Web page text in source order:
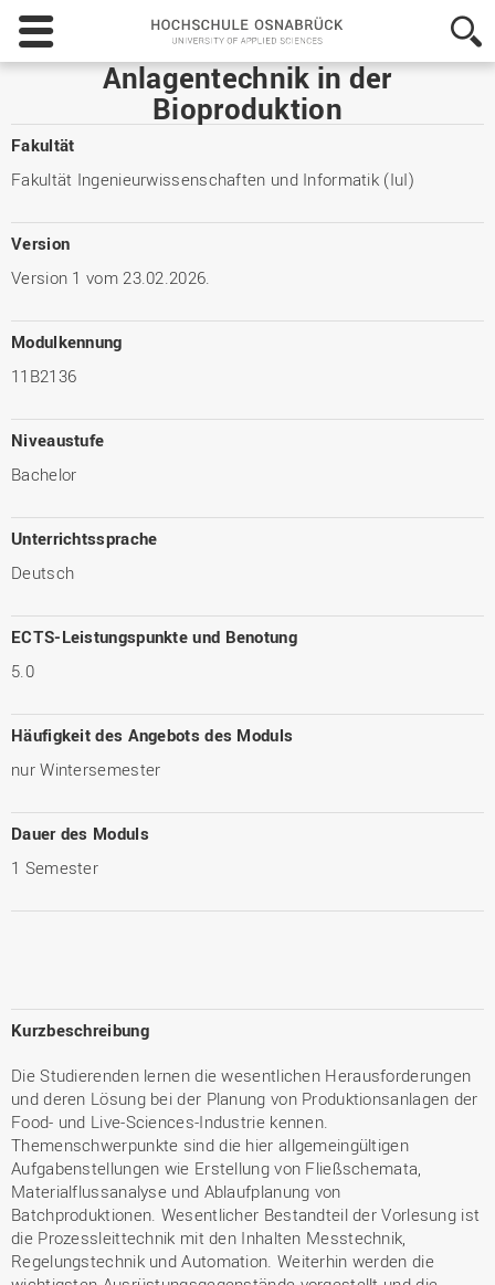
Hochschule
Osnabrück
-
University
Applied
Anlagentechnik in der
Bioproduktion
Fakultät
Fakultät Ingenieurwissenschaften und Informatik (IuI)
Version
Version 1 vom 23.02.2026.
Modulkennung
11B2136
Niveaustufe
Bachelor
Unterrichtssprache
Deutsch
ECTS-Leistungspunkte und Benotung
5.0
Häufigkeit des Angebots des Moduls
nur Wintersemester
Dauer des Moduls
1 Semester
Kurzbeschreibung
Die Studierenden lernen die wesentlichen Herausforderungen
und deren Lösung bei der Planung von Produktionsanlagen der
Food- und Live-Sciences-Industrie kennen.
Themenschwerpunkte sind die hier allgemeingültigen
Aufgabenstellungen wie Erstellung von Fließschemata,
Materialflussanalyse und Ablaufplanung von
Batchproduktionen. Wesentlicher Bestandteil der Vorlesung ist
die Prozessleittechnik mit den Inhalten Messtechnik,
Regelungstechnik und Automation. Weiterhin werden die